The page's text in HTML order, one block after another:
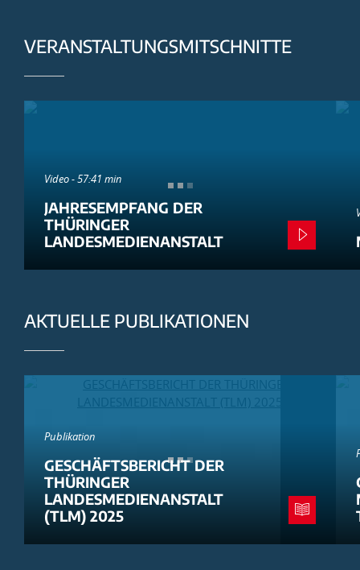
VERANSTALTUNGSMITSCHNITTE
Video - 57:41 min
JAHRESEMPFANG DER
THÜRINGER
LANDESMEDIENANSTALT
AKTUELLE PUBLIKATIONEN
Publikation
GESCHÄFTSBERICHT DER
THÜRINGER
LANDESMEDIENANSTALT
(TLM) 2025